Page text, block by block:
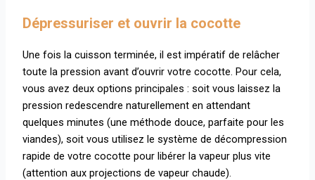
Dépressuriser et ouvrir la cocotte
Une fois la cuisson terminée, il est impératif de relâcher
toute la pression avant d’ouvrir votre cocotte. Pour cela,
vous avez deux options principales : soit vous laissez la
pression redescendre naturellement en attendant
quelques minutes (une méthode douce, parfaite pour les
viandes), soit vous utilisez le système de décompression
rapide de votre cocotte pour libérer la vapeur plus vite
(attention aux projections de vapeur chaude).